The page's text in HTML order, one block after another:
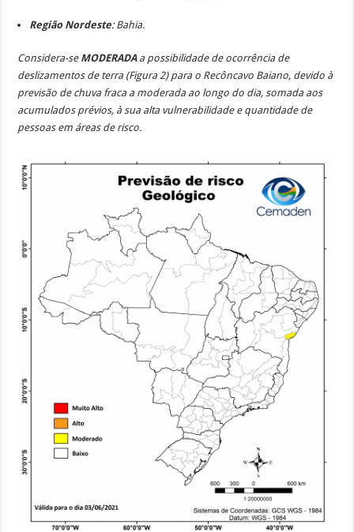
Região Nordeste: Bahia.
Considera-se MODERADAa possibilidade de ocorrência de
deslizamentos de terra (Figura 2) para o Recôncavo Baiano, devido à
previsão de chuva fraca a moderada ao longo do dia, somada aos
acumulados prévios, à sua alta vulnerabilidade e quantidade de
pessoas em áreas de risco.